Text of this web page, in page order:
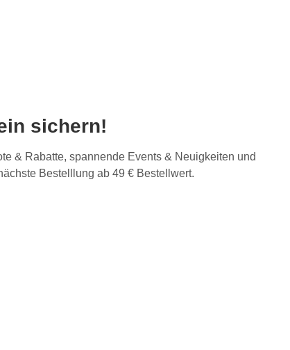
sichern!
& Rabatte, spannende Events & Neuigkeiten und
Bestelllung ab 49 € Bestellwert.